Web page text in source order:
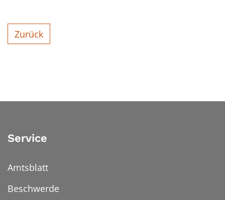
Zurück
Service
Amtsblatt
Beschwerde